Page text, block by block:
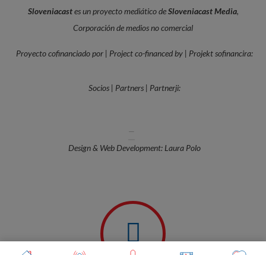
Sloveniacastes un proyecto mediático deSloveniacast Media,
Corporación de medios no comercial
Proyecto cofinanciado por | Project co-financed by | Projekt sofinancira:
Socios | Partners | Partnerji:
—
Design & Web Development: Laura Polo